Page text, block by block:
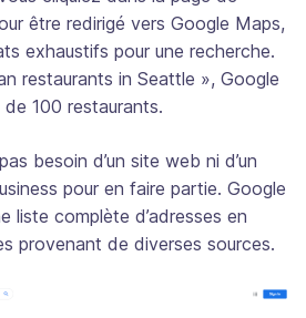
être redirigé vers Google Maps,
exhaustifs pour une recherche.
restaurants in Seattle », Google
100 restaurants.
besoin d’un site web ni d’un
pour en faire partie. Google
liste complète d’adresses en
provenant de diverses sources.